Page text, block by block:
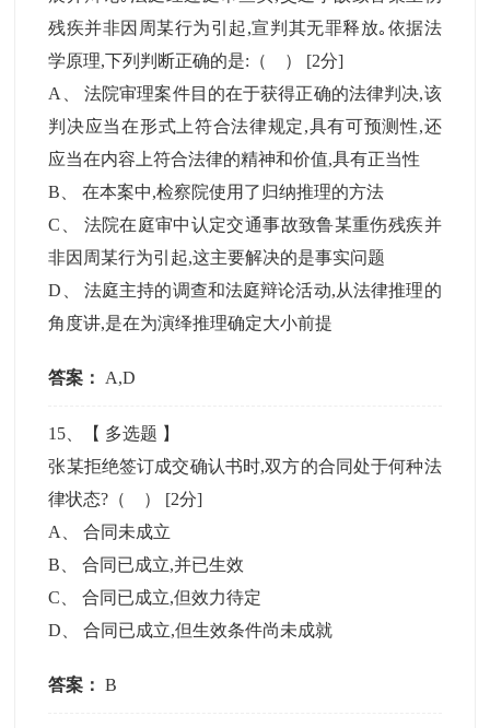
残疾并非因周某行为引起,宣判其无罪释放｡依据法
学原理,下列判断正确的是:（ ） [2分]
A
法院审理案件目的在于获得正确的法律判决,该
判决应当在形式上符合法律规定,具有可预测性,还
应当在内容上符合法律的精神和价值,具有正当性
B 、在本案中,检察院使用了归纳推理的方法
C
法院在庭审中认定交通事故致鲁某重伤残疾并
非因周某行为引起,这主要解决的是事实问题
D
法庭主持的调查和法庭辩论活动,从法律推理的
角度讲,是在为演绎推理确定大小前提
答案： A,D
15 、【 多选题 】
张某拒绝签订成交确认书时,双方的合同处于何种法
律状态?（ ） [2分]
A
、合同未成立
B 、合同已成立,并已生效
C 、合同已成立,但效力待定
D 、合同已成立,但生效条件尚未成就
答案： B